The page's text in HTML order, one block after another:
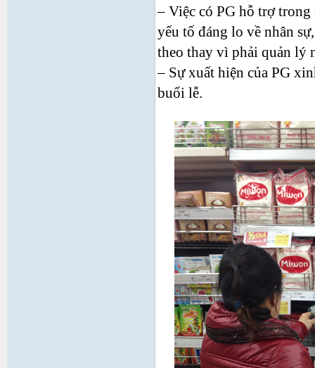
– Việc có PG hỗ trợ
yếu tố đáng lo về nhân
theo thay vì phải quản lý
– Sự xuất hiện của PG
buổi lễ.